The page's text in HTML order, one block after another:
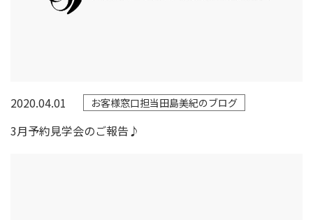
2020.04.01 お客様窓口担当田島美紀のブログ
3月予約見学会のご報告♪